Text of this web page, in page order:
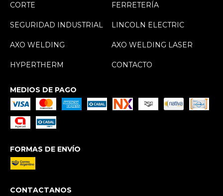
CORTE FERRETERÍA
SEGURIDAD INDUSTRIAL LINCOLN ELECTRIC
AXO WELDING AXO WELDING LASER
HYPERTHERM CONTACTO
MEDIOS DE PAGO
FORMAS DE ENVÍO
CONTACTANOS